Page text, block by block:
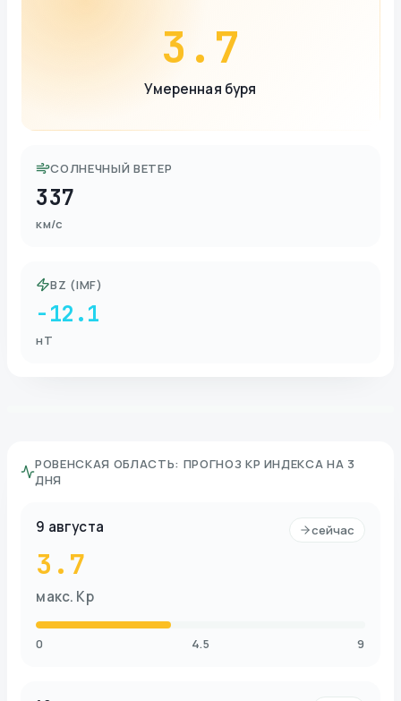
3.7
Умеренная буря
СОЛНЕЧНЫЙ ВЕТЕР
337
км/с
BZ (IMF)
-12.1
нТ
РОВЕНСКАЯ ОБЛАСТЬ: ПРОГНОЗ KP ИНДЕКСА НА 3
ДНЯ
9 августа
3.7
макс. Kp
сейчас
0 4.5 9